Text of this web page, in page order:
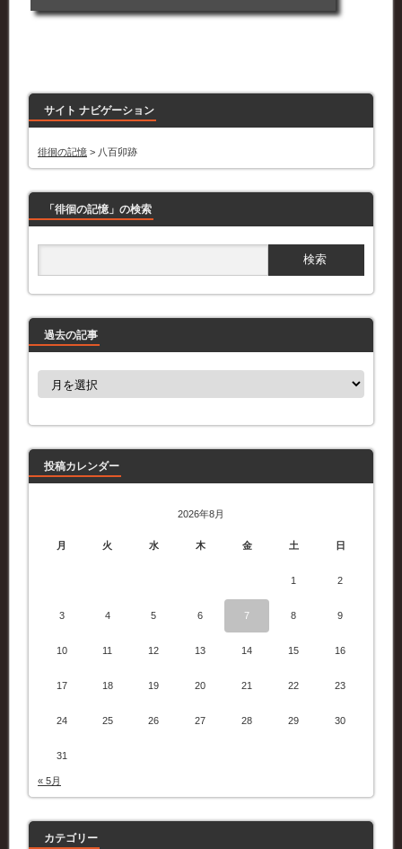
サイト ナビゲーション
徘徊の記憶 > 八百卯跡
「徘徊の記憶」の検索
過去の記事
過
事
投稿カレンダー
2026年8月
月 火 水 木 金 土 日
1 2
3 4 5 6 7 8 9
10 11 12 13 14 15 16
17 18 19 20 21 22 23
24 25 26 27 28 29 30
31
« 5月
カテゴリー